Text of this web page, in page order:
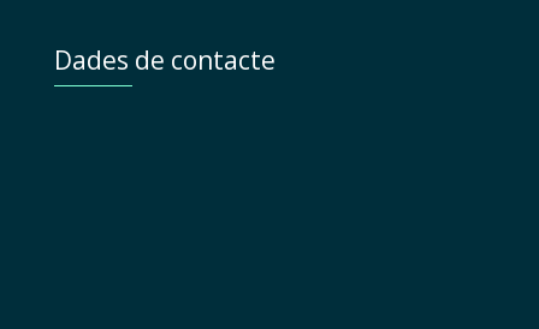
Dades de contacte